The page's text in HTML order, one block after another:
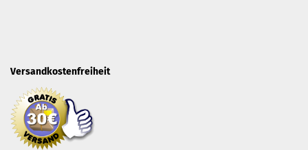
Versandkostenfreiheit